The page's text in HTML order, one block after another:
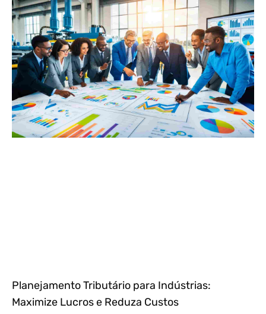
Planejamento Tributário para Indústrias:
Maximize Lucros e Reduza Custos